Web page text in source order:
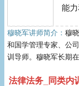
能
穆晓军讲师简介： 穆
和国学管理专家、公
训导师。穆晓军长期
法律法务_同类内